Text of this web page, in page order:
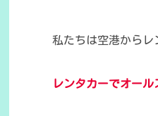
私たちは空港からレ
レンタカーでオー